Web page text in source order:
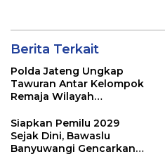
Berita Terkait
Polda Jateng Ungkap
Tawuran Antar Kelompok
Remaja Wilayah
Tersangka dan 17 DPO
Siapkan Pemilu 2029
Sejak Dini, Bawaslu
Banyuwangi Gencarkan